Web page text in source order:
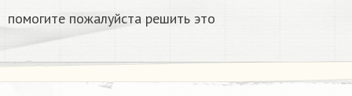
помогите пожалуйста решить это